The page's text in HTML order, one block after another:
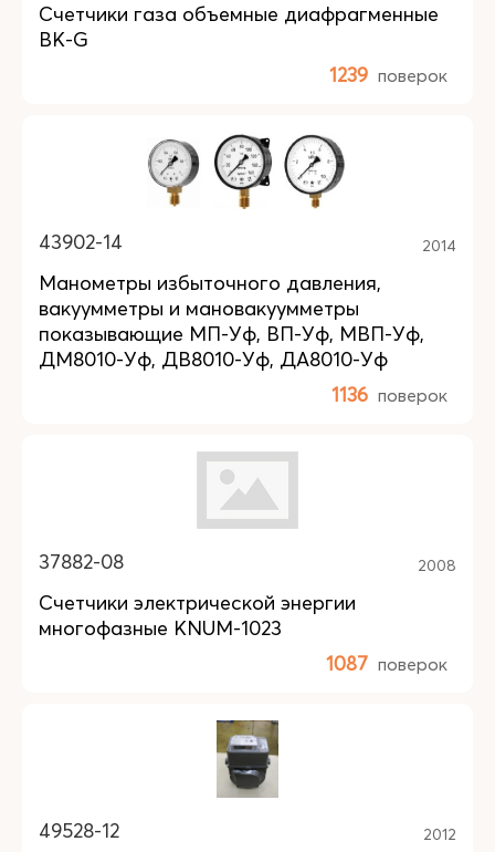
Счетчики газа объемные диафрагменные
ВК-G
1239 поверок
43902-14 2014
Манометры избыточного давления,
вакуумметры и мановакуумметры
показывающие МП-Уф, ВП-Уф, МВП-Уф,
ДМ8010-Уф, ДВ8010-Уф, ДА8010-Уф
1136 поверок
37882-08 2008
Счетчики электрической энергии
многофазные KNUM-1023
1087 поверок
49528-12 2012